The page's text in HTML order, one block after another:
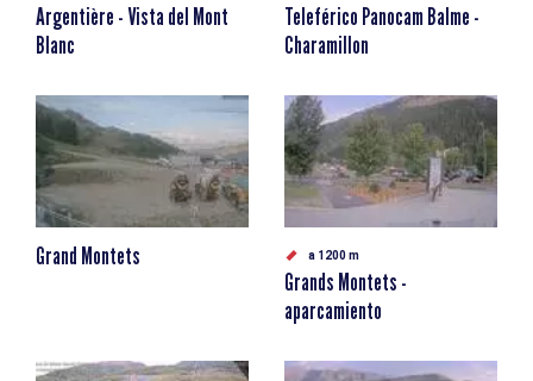
Argentière - Vista del Mont
Blanc
Teleférico Panocam Balme -
Charamillon
Grand Montets a 1200 m
Grands Montets -
aparcamiento